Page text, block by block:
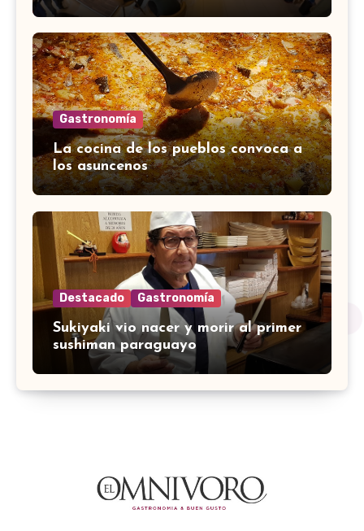
Gastronomía
La cocina de los pueblos convoca a
los asuncenos
Destacado Gastronomía
Sukiyaki vio nacer y morir al primer
sushiman paraguayo